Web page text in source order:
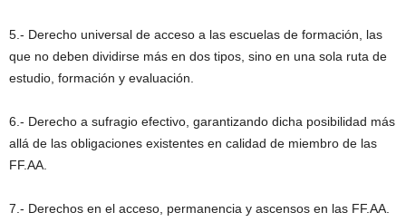
5.- Derecho universal de acceso a las escuelas de formación, las
que no deben dividirse más en dos tipos, sino en una sola ruta de
estudio, formación y evaluación.
6.- Derecho a sufragio efectivo, garantizando dicha posibilidad más
allá de las obligaciones existentes en calidad de miembro de las
FF.AA.
7.- Derechos en el acceso, permanencia y ascensos en las FF.AA.